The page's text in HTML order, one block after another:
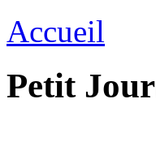
Accueil
Petit